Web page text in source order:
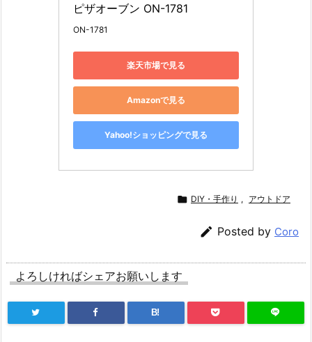
ピザオーブン ON-1781
ON-1781
楽天市場で見る
Amazonで見る
Yahoo!ショッピングで見る
 DIY・手作り , アウトドア
 Posted by Coro
よろしければシェアお願いします
B!